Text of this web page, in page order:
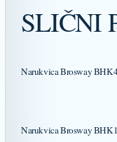
SLIČNI
Narukvica Brosway
Narukvica Brosway